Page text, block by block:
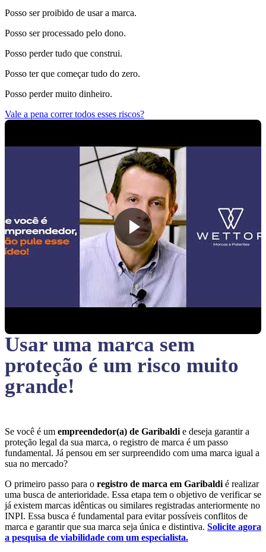
Posso ser proibido de usar a marca.
Posso ser processado pelo dono.
Posso perder tudo que construi.
Posso ter que começar tudo do zero.
Posso perder muito dinheiro.
Vale a pena correr todos esses riscos?
Usar uma marca sem
proteção é um risco muito
grande!
Se você é um empreendedor(a) de Garibaldi e deseja garantir a
proteção legal da sua marca, o registro de marca é um passo
fundamental. Já pensou em ser surpreendido com uma marca igual a
sua no mercado?
O primeiro passo para o registro de marca em Garibaldi é realizar
uma busca de anterioridade. Essa etapa tem o objetivo de verificar se
já existem marcas idênticas ou similares registradas anteriormente no
INPI. Essa busca é fundamental para evitar possíveis conflitos de
marca e garantir que sua marca seja única e distintiva. Solicite agora
a pesquisa de viabilidade com um especialista.